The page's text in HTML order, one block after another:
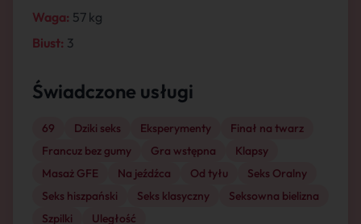
Waga: 57 kg
Biust: 3
Świadczone usługi
69 Dziki seks Eksperymenty
Finał na twarz
Francuz bez gumy
Gra wstępna
Klapsy
Masaż GFE
Na jeźdźca Od tyłu
Seks Oralny
Seks hiszpański
Seks klasyczny
Seksowna bielizna
Szpilki
Uległość